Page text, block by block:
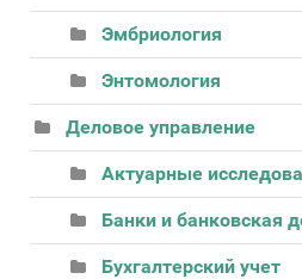
Эмбриология
Энтомология
Деловое управление
Актуарные
Банки и банковская
Бухгалтерский учет